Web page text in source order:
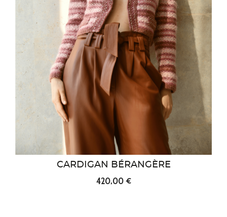
CARDIGAN BÉRANGÈRE
420,00 €